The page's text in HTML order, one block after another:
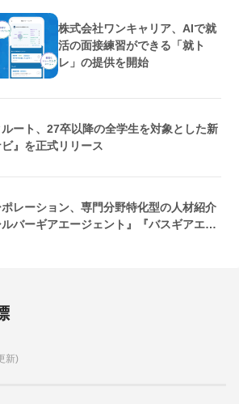
株式会社ワンキャリア、AIで就
活の面接練習ができる「就ト
レ」の提供を開始
ート、27卒以降の全学生を対象とした新
』を正式リリース
レーション、専門分野特化型の人材紹介
バーギアエージェント』『バスギアエー
新)